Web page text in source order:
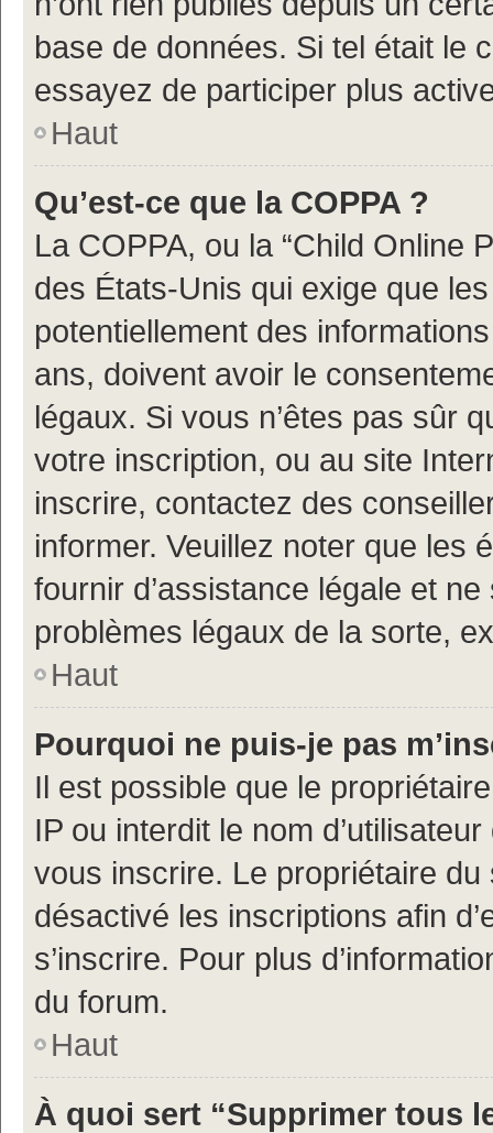
base de données. Si tel était le
essayez de participer plus
Haut
Qu’est-ce que la COPPA ?
La COPPA, ou la “Child Online
des États-Unis qui exige que
potentiellement des
ans, doivent avoir le
légaux. Si vous n’êtes pas sûr
votre inscription, ou au site
inscrire, contactez des
informer. Veuillez noter que les
fournir d’assistance légale et
problèmes légaux de la sorte,
Haut
Pourquoi ne puis-je pas
Il est possible que le
IP ou interdit le nom
vous inscrire. Le propriétaire
désactivé les inscriptions afin
s’inscrire. Pour plus
du forum.
Haut
À quoi sert “Supprimer tous